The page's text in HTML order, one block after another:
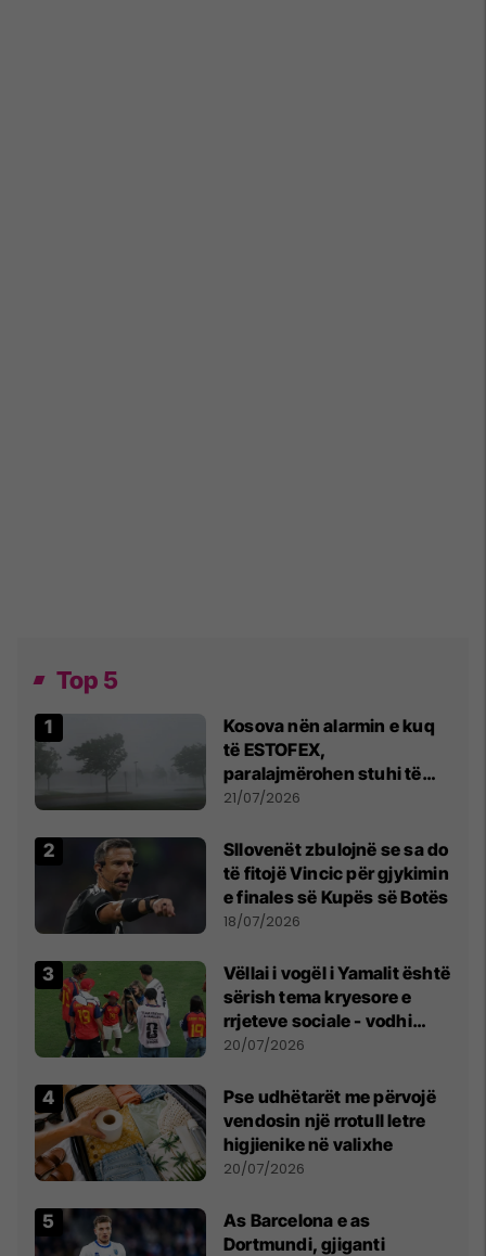
Top 5
Kosova nën alarmin e kuq
të ESTOFEX,
paralajmërohen stuhi të
fuqishme me breshër dhe
21/07/2026
Sllovenët zbulojnë se sa do
të fitojë Vincic për gjykimin
e finales së Kupës së Botës
18/07/2026
Vëllai i vogël i Yamalit është
sërish tema kryesore e
rrjeteve sociale - vodhi
vëmendjen pas finales së
20/07/2026
Pse udhëtarët me përvojë
vendosin një rrotull letre
higjienike në valixhe
20/07/2026
As Barcelona e as
Dortmundi, gjiganti